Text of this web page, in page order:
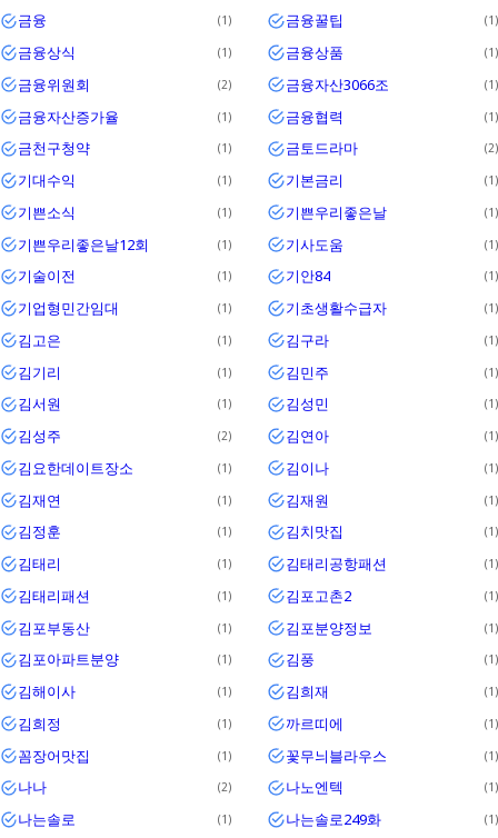
금융 1 금융꿀팁 1
금융상식 1 금융상품 1
금융위원회 2 금융자산3066조 1
금융자산증가율 1 금융협력 1
금천구청약 1 금토드라마 2
기대수익 1 기본금리 1
기쁜소식 1 기쁜우리좋은날 1
기쁜우리좋은날12회 1 기사도움 1
기술이전 1 기안84 1
기업형민간임대 1 기초생활수급자 1
김고은 1 김구라 1
김기리 1 김민주 1
김서원 1 김성민 1
김성주 2 김연아 1
김요한데이트장소 1 김이나 1
김재연 1 김재원 1
김정훈 1 김치맛집 1
김태리 1 김태리공항패션 1
김태리패션 1 김포고촌2 1
김포부동산 1 김포분양정보 1
김포아파트분양 1 김풍 1
김해이사 1 김희재 1
김희정 1 까르띠에 1
꼼장어맛집 1 꽃무늬블라우스 1
나나 2 나노엔텍 1
나는솔로 1 나는솔로249화 1